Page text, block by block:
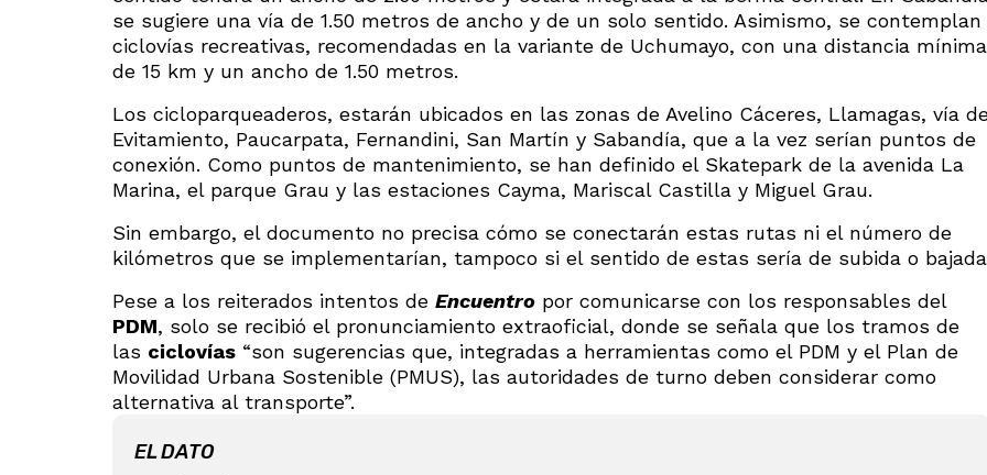
se sugiere una vía de 1.50 metros de ancho y de un solo sentido. Asimismo, se contemplan
ciclovías recreativas, recomendadas en la variante de Uchumayo, con una distancia mínima
de 15 km y un ancho de 1.50 metros.
Los cicloparqueaderos, estarán ubicados en las zonas de Avelino Cáceres, Llamagas, vía
Evitamiento, Paucarpata, Fernandini, San Martín y Sabandía, que a la vez serían puntos de
conexión. Como puntos de mantenimiento, se han definido el Skatepark de la avenida La
Marina, el parque Grau y las estaciones Cayma, Mariscal Castilla y Miguel Grau.
Sin embargo, el documento no precisa cómo se conectarán estas rutas ni el número de
kilómetros que se implementarían, tampoco si el sentido de estas sería de subida o
Pese a los reiterados intentos de Encuentro por comunicarse con los responsables del
PDM, solo se recibió el pronunciamiento extraoficial, donde se señala que los tramos de
las ciclovías “son sugerencias que, integradas a herramientas como el PDM y el Plan de
Movilidad Urbana Sostenible (PMUS), las autoridades de turno deben considerar como
alternativa al transporte”.
EL DATO